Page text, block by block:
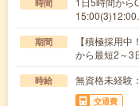
時間
期間
【積極採用
から最短2～3
時給 無資格未経
交通費